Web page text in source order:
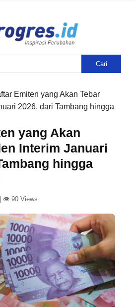
Cari
Emiten yang Akan Tebar
2026, dari Tambang hingga
yang Akan
Interim Januari
hingga
👁 90 Views